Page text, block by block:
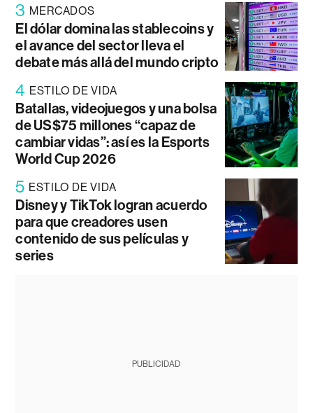
3 MERCADOS
El dólar domina las stablecoins y
el avance del sector lleva el
debate más allá del mundo cripto
4 ESTILO DE VIDA
Batallas, videojuegos y una bolsa
de US$75 millones “capaz de
cambiar vidas”: así es la Esports
World Cup 2026
5 ESTILO DE VIDA
Disney y TikTok logran acuerdo
para que creadores usen
contenido de sus películas y
series
PUBLICIDAD